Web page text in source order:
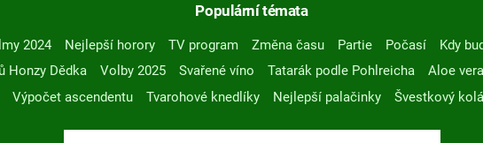
Populární témata
2024 Nejlepší horory TV program Změna času Partie Počasí Kdy
Honzy Dědka Volby 2025 Svařené víno Tatarák podle Pohlreicha Aloe vera
Výpočet ascendentu
Tvarohové knedlíky Nejlepší palačinky Švestkový